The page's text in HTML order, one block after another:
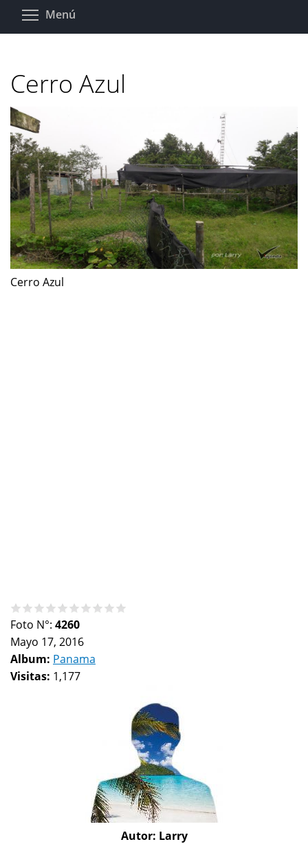
Pasar
Menú
Cerro Azul
Cerro Azul
Foto N°: 4260
Mayo 17, 2016
Album: Panama
Visitas: 1,177
Autor: Larry